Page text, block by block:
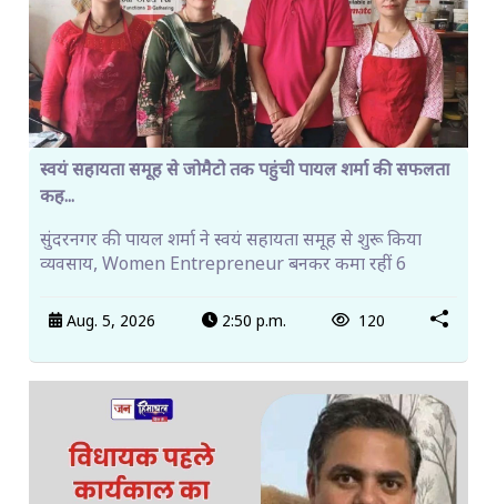
स्वयं सहायता समूह से जोमैटो तक पहुंची पायल शर्मा की सफलता
कह...
सुंदरनगर की पायल शर्मा ने स्वयं सहायता समूह से शुरू किया
व्यवसाय, Women Entrepreneur बनकर कमा रहीं 6
Aug. 5, 2026 2:50 p.m. 120